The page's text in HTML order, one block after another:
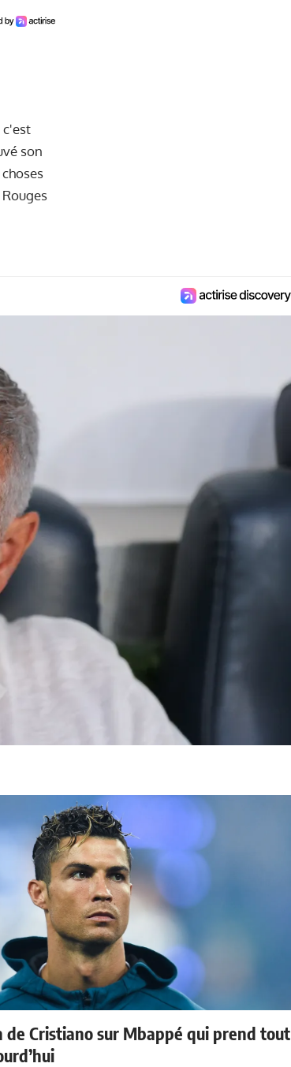
c'est
son
de Cristiano sur Mbappé qui prend tout